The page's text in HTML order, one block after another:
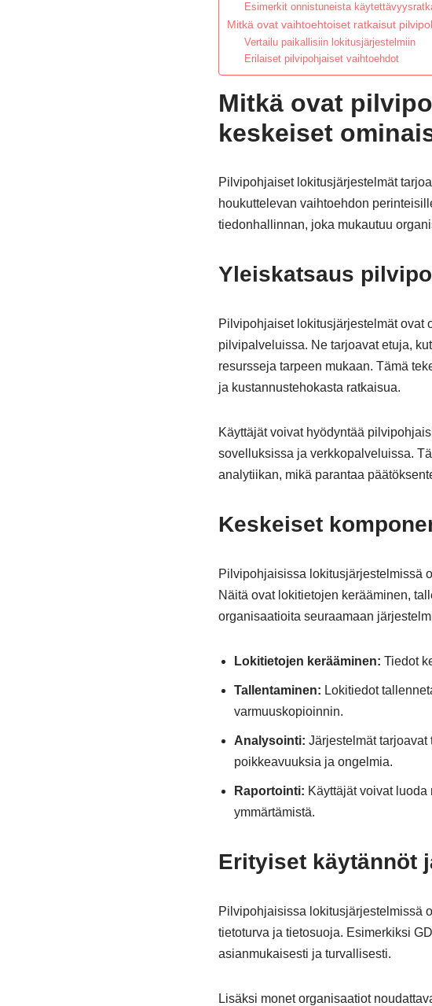
Esimerkit onnistuneista
Mitkä ovat vaihtoehtoiset ratkaisut
Vertailu paikallisiin lokitusjärjestelmiin
Erilaiset pilvipohjaiset vaihtoehdot
Mitkä ovat
keskeiset
Pilvipohjaiset lokitusjärjestelmät
houkuttelevan vaihtoehdon
tiedonhallinnan, joka mukautuu
Yleiskatsaus
Pilvipohjaiset lokitusjärjestelmät ovat
pilvipalveluissa. Ne tarjoavat etuja,
resursseja tarpeen mukaan. Tämä
ja kustannustehokasta ratkaisua.
Käyttäjät voivat hyödyntää
sovelluksissa ja verkkopalveluissa.
analytiikan, mikä parantaa
Keskeiset
Pilvipohjaisissa lokitusjärjestelmissä
Näitä ovat lokitietojen kerääminen,
organisaatioita seuraamaan
Lokitietojen kerääminen: Tiedot
Tallentaminen: Lokitiedot
varmuuskopioinnin.
Analysointi: Järjestelmät
poikkeavuuksia ja ongelmia.
Raportointi: Käyttäjät voivat
ymmärtämistä.
Erityiset käytännöt
Pilvipohjaisissa lokitusjärjestelmissä
tietoturva ja tietosuoja. Esimerkiksi
asianmukaisesti ja turvallisesti.
Lisäksi monet organisaatiot